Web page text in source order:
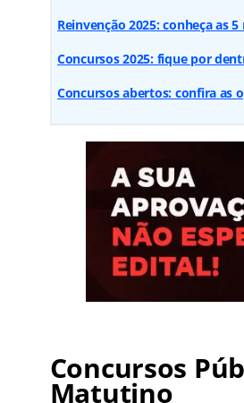
Reinvenção 2025: conheça as
Concursos 2025: fique por
Concursos abertos: confira as
Concursos
Matutino